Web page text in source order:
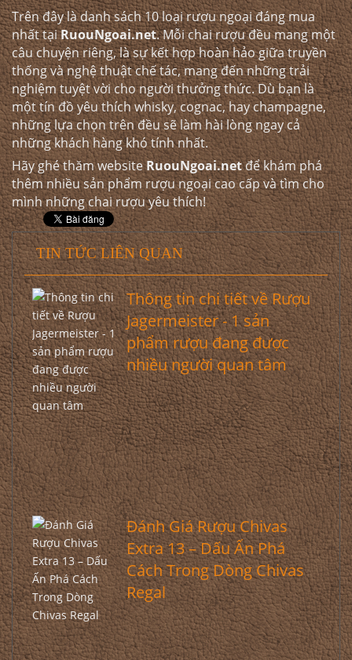
Trên đây là danh sách 10 loại rượu ngoại đáng mua
nhất tạiRuouNgoai.net. Mỗi chai rượu đều mang một
câu chuyện riêng, là sự kết hợp hoàn hảo giữa truyền
thống và nghệ thuật chế tác, mang đến những trải
nghiệm tuyệt vời cho người thưởng thức. Dù bạn là
một tín đồ yêu thích whisky, cognac, hay champagne,
những lựa chọn trên đều sẽ làm hài lòng ngay cả
những khách hàng khó tính nhất.
Hãy ghé thăm websiteRuouNgoai.netđể khám phá
thêm nhiều sản phẩm rượu ngoại cao cấp và tìm cho
mình những chai rượu yêu thích!
TIN TỨC LIÊN QUAN
Thông tin chi tiết về Rượu
Jagermeister - 1 sản
phẩm rượu đang được
nhiều người quan tâm
Đánh Giá Rượu Chivas
Extra 13 – Dấu Ấn Phá
Cách Trong Dòng Chivas
Regal